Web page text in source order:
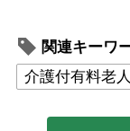
関連キーワ
介護付有料老